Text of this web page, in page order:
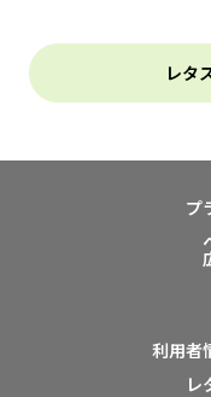
レタ
プ
利用者
レ